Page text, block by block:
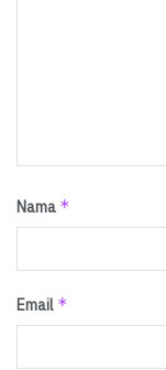
Nama *
Email *